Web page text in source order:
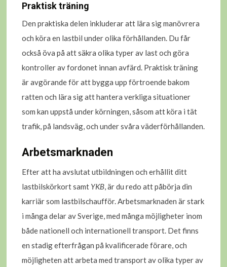
Praktisk träning
Den praktiska delen inkluderar att lära sig manövrera
och köra en lastbil under olika förhållanden. Du får
också öva på att säkra olika typer av last och göra
kontroller av fordonet innan avfärd. Praktisk träning
är avgörande för att bygga upp förtroende bakom
ratten och lära sig att hantera verkliga situationer
som kan uppstå under körningen, såsom att köra i tät
trafik, på landsväg, och under svåra väderförhållanden.
Arbetsmarknaden
Efter att ha avslutat utbildningen och erhållit ditt
lastbilskörkort samt YKB, är du redo att påbörja din
karriär som lastbilschaufför. Arbetsmarknaden är stark
i många delar av Sverige, med många möjligheter inom
både nationell och internationell transport. Det finns
en stadig efterfrågan på kvalificerade förare, och
möjligheten att arbeta med transport av olika typer av